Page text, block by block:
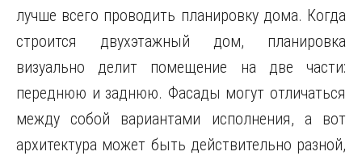
лучше всего проводить планировку дома. Когда
строится двухэтажный дом, планировка
визуально делит помещение на две части:
переднюю и заднюю. Фасады могут отличаться
между собой вариантами исполнения, а вот
архитектура может быть действительно разной,